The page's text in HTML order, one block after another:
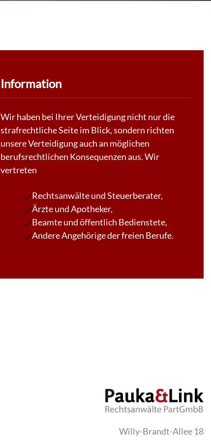
Information
Wir haben bei Ihrer Verteidigung nicht nur die
strafrechtliche Seite im Blick, sondern richten
unsere Verteidigung auch an möglichen
berufsrechtlichen Konsequenzen aus. Wir
vertreten
Rechtsanwälte und Steuerberater,
Ärzte und Apotheker,
Beamte und öffentlich Bedienstete,
Andere Angehörige der freien Berufe.
Willy-Brandt-Allee 18